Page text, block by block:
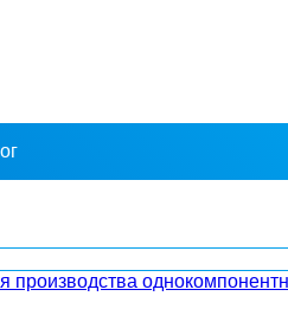
производства